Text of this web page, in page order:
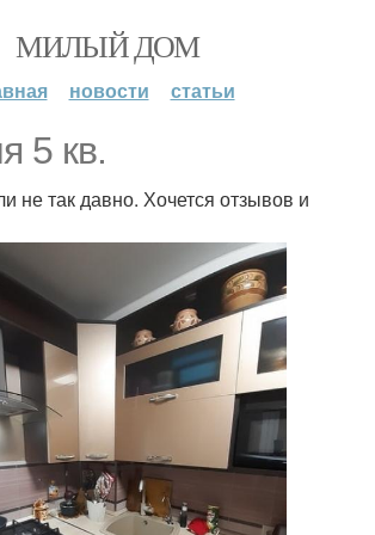
МИЛЫЙ ДОМ
новости статьи
5 кв.
не так давно. Хочется отзывов и